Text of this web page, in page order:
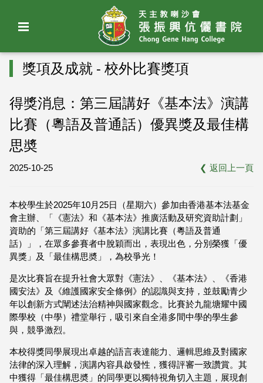
獎項及成就 - 校外比賽獎項
得獎消息：第三屆講好《基本法》演講
比賽（粵語及普通話）優異獎及最佳構
思奬
2025-10-25 ❮ 返回上一頁
本校學生於2025年10月25日（星期六）參加由香港基本法基金
會主辦、「《憲法》和《基本法》推廣活動及研究資助計劃」
資助的「第三屆講好《基本法》演講比賽（粵語及普通
話）」，在眾多參賽者中脫穎而出，表現出色，分別榮獲「優
異獎」及「最佳構思奬」，為校爭光！
是次比賽旨在提升社會大眾對《憲法》、《基本法》、《香港
國安法》及《維護國家安全條例》的認識與支持，並鼓勵青少
年以創新方式闡述法治精神與國家觀念。比賽於九龍塘耀中國
際學校（中學）禮堂舉行，吸引來自全港多間中學的學生參
與，競爭激烈。
本校得獎同學展現出卓越的語言表達能力、邏輯思維及對國家
法律的深入理解，演講內容具啟發性，獲得評審一致讚賞。其
中獲得「最佳構思奬」的同學更以獨特視角切入主題，展現創